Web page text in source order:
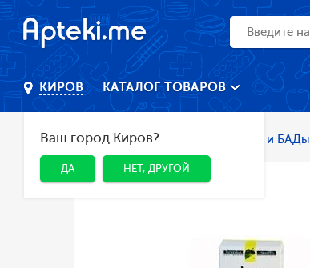
КИРОВ
Ваш город Киров?
ДА НЕТ, ДРУГОЙ
КАТАЛОГ ТОВАРОВ
Главная Каталог Лекарства и БАДы